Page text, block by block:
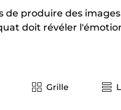
produire des
doit révéler
Grille